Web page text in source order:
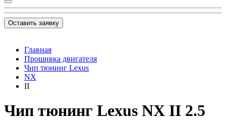
Оставить заявку
Главная
Прошивка двигателя
Чип тюнинг Lexus
NX
II
Чип тюнинг Lexus NX II 2.5